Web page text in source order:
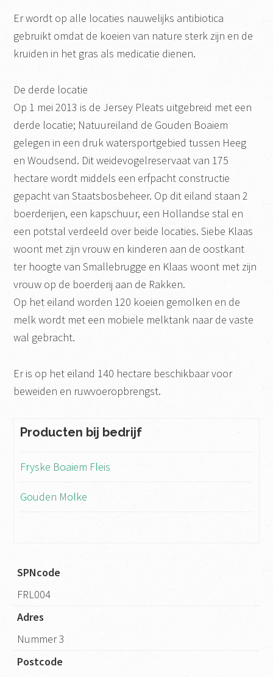
Er wordt op alle locaties nauwelijks antibiotica
gebruikt omdat de koeien van nature sterk zijn en de
kruiden in het gras als medicatie dienen.
De derde locatie
Op 1 mei 2013 is de Jersey Pleats uitgebreid met een
derde locatie; Natuureiland de Gouden Boaiem
gelegen in een druk watersportgebied tussen Heeg
en Woudsend. Dit weidevogelreservaat van 175
hectare wordt middels een erfpacht constructie
gepacht van Staatsbosbeheer. Op dit eiland staan 2
boerderijen, een kapschuur, een Hollandse stal en
een potstal verdeeld over beide locaties. Siebe Klaas
woont met zijn vrouw en kinderen aan de oostkant
ter hoogte van Smallebrugge en Klaas woont met zijn
vrouw op de boerderij aan de Rakken.
Op het eiland worden 120 koeien gemolken en de
melk wordt met een mobiele melktank naar de vaste
wal gebracht.
Er is op het eiland 140 hectare beschikbaar voor
beweiden en ruwvoeropbrengst.
Producten bij bedrijf
Fryske Boaiem Fleis
Gouden Molke
SPNcode
FRL004
Adres
Nummer 3
Postcode